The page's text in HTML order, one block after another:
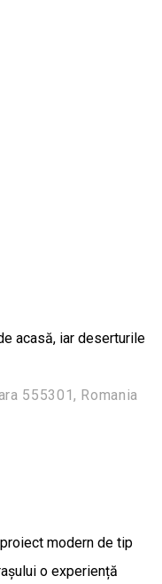
acasă, iar deserturile
555301, Romania
modern de tip
o experiență